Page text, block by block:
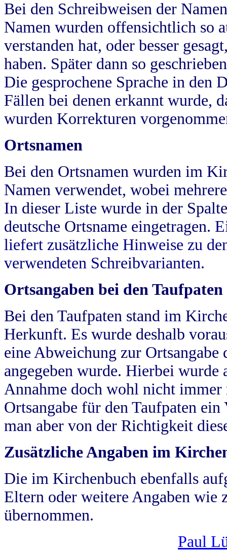
Bei den Schreibweisen der
Namen wurden offensichtlich so
verstanden hat, oder besser
haben. Später dann so
Die gesprochene Sprache in
Fällen bei denen erkannt wurde,
wurden Korrekturen
Ortsnamen
Bei den Ortsnamen wurden im
Namen verwendet, wobei
In dieser Liste wurde in der
deutsche Ortsname eingetragen.
liefert zusätzliche Hinweise zu
verwendeten Schreibvarianten.
Ortsangaben bei den Taufpaten
Bei den Taufpaten stand im
Herkunft. Es wurde deshalb
eine Abweichung zur
angegeben wurde. Hierbei wurde
Annahme doch wohl nicht
Ortsangabe für den Taufpaten
man aber von der Richtigkeit
Zusätzliche Angaben im
Die im Kirchenbuch ebenfalls
Eltern oder weitere Angaben wie
übernommen.
Paul